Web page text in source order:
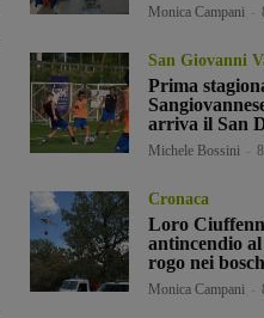
Monica Campani
San Giovanni
Prima
arriva il San
Michele Bossini
Cronaca
Loro
antincendio
rogo nei
Monica Campani